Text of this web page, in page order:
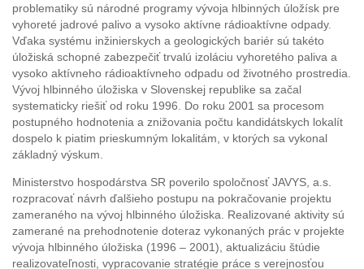
problematiky sú národné programy vývoja hlbinných úložísk pre
vyhoreté jadrové palivo a vysoko aktívne rádioaktívne odpady.
Vďaka systému inžinierskych a geologických bariér sú takéto
úložiská schopné zabezpečiť trvalú izoláciu vyhoretého paliva a
vysoko aktívneho rádioaktívneho odpadu od životného prostredia.
Vývoj hlbinného úložiska v Slovenskej republike sa začal
systematicky riešiť od roku 1996. Do roku 2001 sa procesom
postupného hodnotenia a znižovania počtu kandidátskych lokalít
dospelo k piatim prieskumným lokalitám, v ktorých sa vykonal
základný výskum.
Ministerstvo hospodárstva SR poverilo spoločnosť JAVYS, a.s.
rozpracovať návrh ďalšieho postupu na pokračovanie projektu
zameraného na vývoj hlbinného úložiska. Realizované aktivity sú
zamerané na prehodnotenie doteraz vykonaných prác v projekte
vývoja hlbinného úložiska (1996 – 2001), aktualizáciu štúdie
realizovateľnosti, vypracovanie stratégie práce s verejnosťou